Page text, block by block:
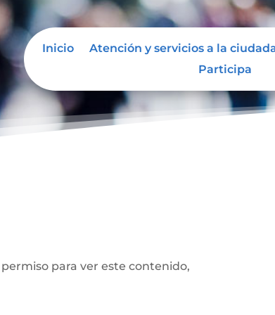
Inicio Atención y servicios a la
Participa
para ver este contenido,